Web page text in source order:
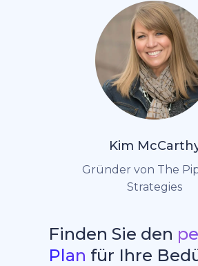
Kim
Gründer von The
Strategies
Finden Sie den
Plan für Ihre